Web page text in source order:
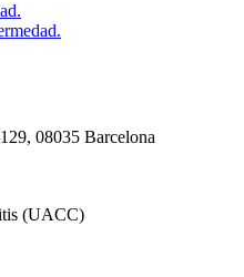
08035 Barcelona
(UACC)